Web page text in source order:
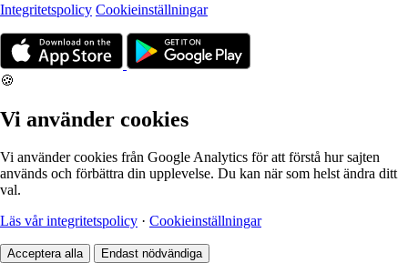
Integritetspolicy Cookieinställningar
🍪
Vi använder cookies
Vi använder cookies från Google Analytics för att förstå hur sajten
används och förbättra din upplevelse. Du kan när som helst ändra ditt
val.
Läs vår integritetspolicy · Cookieinställningar
Acceptera alla Endast nödvändiga